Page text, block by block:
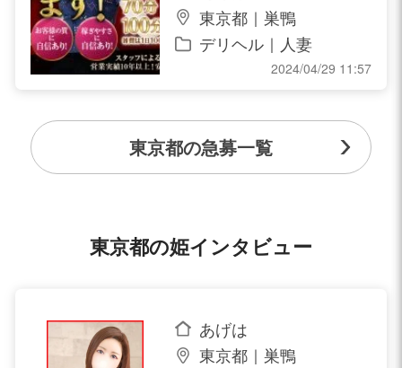
東京都｜巣鴨
デリヘル｜人妻
2024/04/29 11:57
東京都の急募一覧
東京都の姫インタビュー
あげは
東京都｜巣鴨